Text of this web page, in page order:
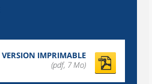
VERSION IMPRIMABLE
(pdf, 7 Mo)